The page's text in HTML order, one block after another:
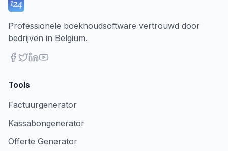
Professionele boekhoudsoftware vertrouwd door
bedrijven in Belgium.
Tools
Factuurgenerator
Kassabongenerator
Offerte Generator